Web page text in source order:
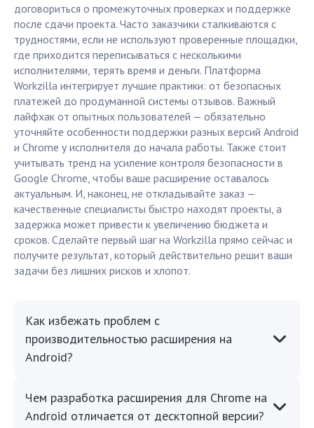
договориться о промежуточных проверках и поддержке
после сдачи проекта. Часто заказчики сталкиваются с
трудностями, если не используют проверенные площадки,
где приходится переписываться с несколькими
исполнителями, терять время и деньги. Платформа
Workzilla интегрирует лучшие практики: от безопасных
платежей до продуманной системы отзывов. Важный
лайфхак от опытных пользователей — обязательно
уточняйте особенности поддержки разных версий Android
и Chrome у исполнителя до начала работы. Также стоит
учитывать тренд на усиление контроля безопасности в
Google Chrome, чтобы ваше расширение оставалось
актуальным. И, наконец, не откладывайте заказ —
качественные специалисты быстро находят проекты, а
задержка может привести к увеличению бюджета и
сроков. Сделайте первый шаг на Workzilla прямо сейчас и
получите результат, который действительно решит ваши
задачи без лишних рисков и хлопот.
Как избежать проблем с
производительностью расширения на
Android?
Чем разработка расширения для Chrome на
Android отличается от десктопной версии?